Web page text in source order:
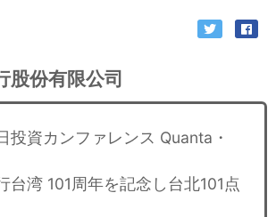
股份有限公司
投資カンファレンス Quanta・
台湾 101周年を記念し台北101点